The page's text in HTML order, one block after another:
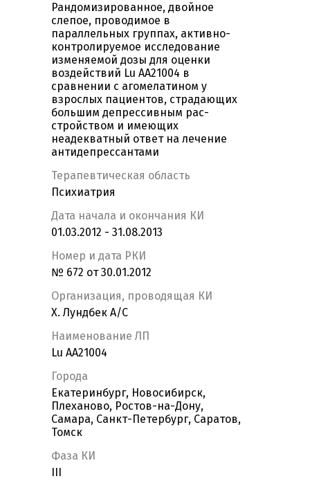
Рандомизированное, двойное
слепое, проводимое в
параллельных группах, активно-
контролируемое исследование
изменяемой дозы для оценки
воздействий Lu AA21004 в
сравнении с агомелатином у
взрослых пациентов, страдающих
большим депрессивным рас-
стройством и имеющих
неадекватный ответ на лечение
антидепрессантами
Терапевтическая область
Психиатрия
Дата начала и окончания КИ
01.03.2012 - 31.08.2013
Номер и дата РКИ
№ 672 от 30.01.2012
Организация, проводящая КИ
Х. Лундбек А/С
Наименование ЛП
Lu AA21004
Города
Екатеринбург, Новосибирск,
Плеханово, Ростов-на-Дону,
Самара, Санкт-Петербург, Саратов,
Томск
Фаза КИ